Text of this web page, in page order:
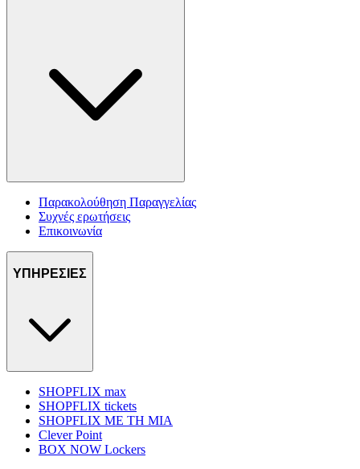
Παρακολούθηση Παραγγελίας
Συχνές ερωτήσεις
Επικοινωνία
ΥΠΗΡΕΣΙΕΣ
SHOPFLIX max
SHOPFLIX tickets
SHOPFLIX ΜΕ ΤΗ ΜΙΑ
Clever Point
BOX NOW Lockers